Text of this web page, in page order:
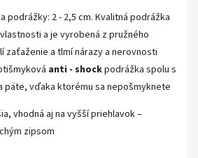
podrážky: 2 - 2,5 cm. Kvalitná podrážka
a je vyrobená z pružného
zaťaženie a tlmí nárazy a nerovnosti
anti - shockpodrážka spolu s
päte, vďaka ktorému sa nepošmyknete
vhodná aj na vyšší priehlavok –
zipsom